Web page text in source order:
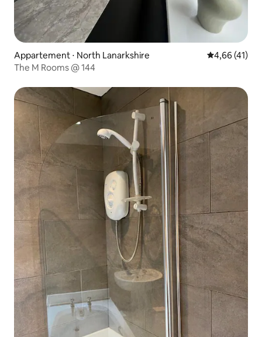
Appartement ⋅ North Lanarkshire Évaluation
4,66 (41)
The M Rooms @ 144